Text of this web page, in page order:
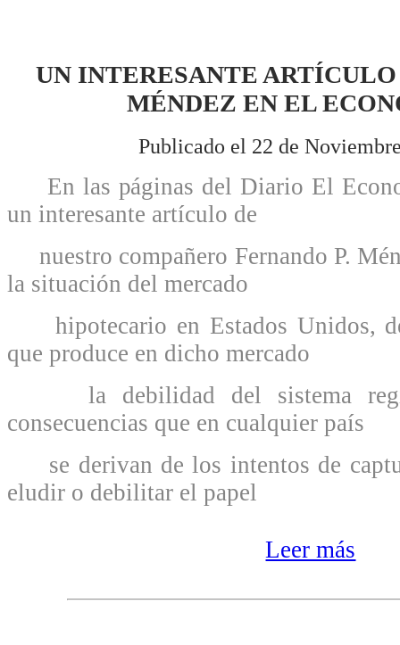
UN INTERESANTE
MÉNDEZ EN EL
Publicado el 22 de
En las páginas del Diario El
un interesante artículo de
nuestro compañero Fernando P.
la situación del mercado
hipotecario en Estados Unidos,
que produce en dicho mercado
la debilidad del sistema
consecuencias que en cualquier país
se derivan de los intentos de
eludir o debilitar el papel
Leer más